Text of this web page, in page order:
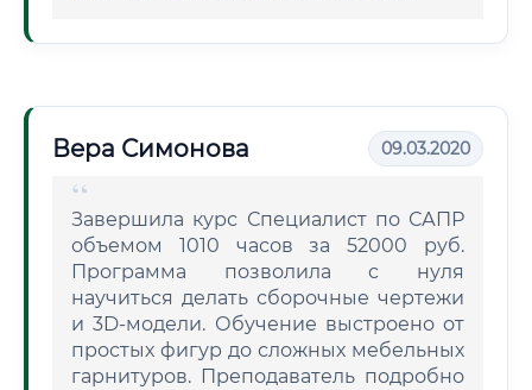
Вера Симонова 09.03.2020
Завершила курс Специалист по САПР
объемом 1010 часов за 52000 руб.
Программа позволила с нуля
научиться делать сборочные чертежи
и 3D-модели. Обучение выстроено от
простых фигур до сложных мебельных
гарнитуров. Преподаватель подробно